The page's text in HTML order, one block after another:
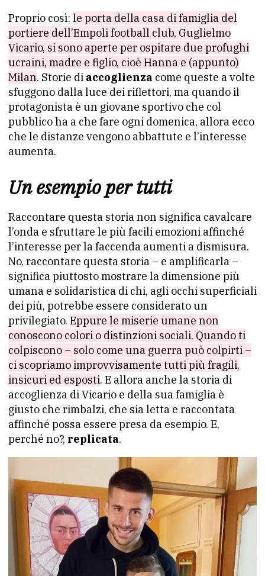
Proprio così: le porta della casa di famiglia del
portiere dell’Empoli football club, Guglielmo
Vicario, si sono aperte per ospitare due profughi
ucraini, madre e figlio, cioè Hanna e (appunto)
Milan. Storie di accoglienza come queste a volte
sfuggono dalla luce dei riflettori, ma quando il
protagonista è un giovane sportivo che col
pubblico ha a che fare ogni domenica, allora ecco
che le distanze vengono abbattute e l’interesse
aumenta.
Un esempio per tutti
Raccontare questa storia non significa cavalcare
l’onda e sfruttare le più facili emozioni affinché
l’interesse per la faccenda aumenti a dismisura.
No, raccontare questa storia – e amplificarla –
significa piuttosto mostrare la dimensione più
umana e solidaristica di chi, agli occhi superficiali
dei più, potrebbe essere considerato un
privilegiato. Eppure le miserie umane non
conoscono colori o distinzioni sociali. Quando ti
colpiscono – solo come una guerra può colpirti –
ci scopriamo improvvisamente tutti più fragili,
insicuri ed esposti. E allora anche la storia di
accoglienza di Vicario e della sua famiglia è
giusto che rimbalzi, che sia letta e raccontata
affinché possa essere presa da esempio. E,
perché no?, replicata.